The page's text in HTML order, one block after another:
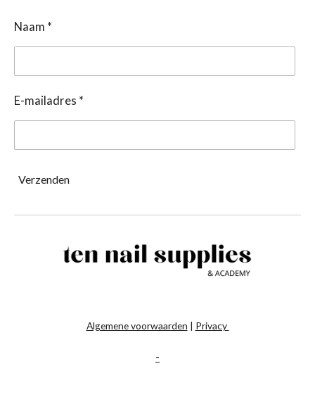
Naam *
E-mailadres *
Verzenden
Algemene voorwaarden | Privacy
-